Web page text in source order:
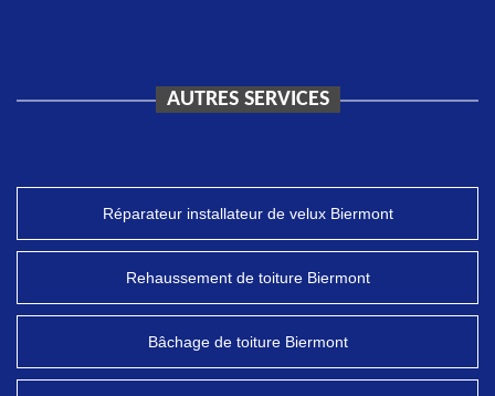
AUTRES SERVICES
Réparateur installateur de velux Biermont
Rehaussement de toiture Biermont
Bâchage de toiture Biermont